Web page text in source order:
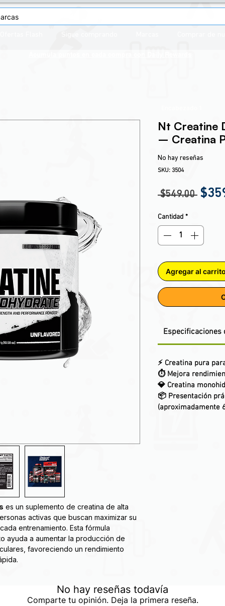
es un suplemento de creatina de alta
activas que buscan maximizar su
entrenamiento. Esta fórmula
ayuda a aumentar la producción de
favoreciendo un rendimiento
ultra-pure con el sello de calidad
la última tecnología en cuanto a creatina
Nt Creatine
– Creatina
No hay reseñas
SKU: 3504
$549.00
Cantidad *
Agregar al
Especificaciones
⚡ Creatina pura
⏱️ Mejora
💎 Creatina
📦 Presentación
(aproximadamente
No hay reseñas todavía
Comparte tu opinión. Deja la primera reseña.